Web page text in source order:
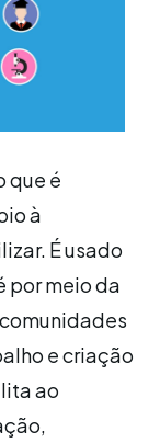
que é
à
É usado
por meio da
e criação
ao